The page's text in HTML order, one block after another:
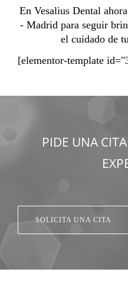
En Vesalius Dental
- Madrid para seguir
el cuidado de
[elementor-template
PIDE UNA
SOLICITA UNA CITA